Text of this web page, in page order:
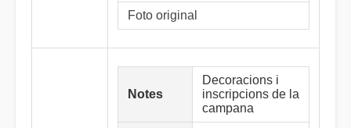
Foto original
Notes
Decoracions i
inscripcions de la
campana